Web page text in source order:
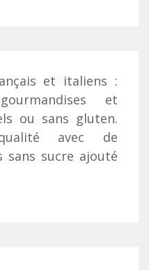
et italiens :
et
ou sans gluten.
avec de
sans sucre ajouté